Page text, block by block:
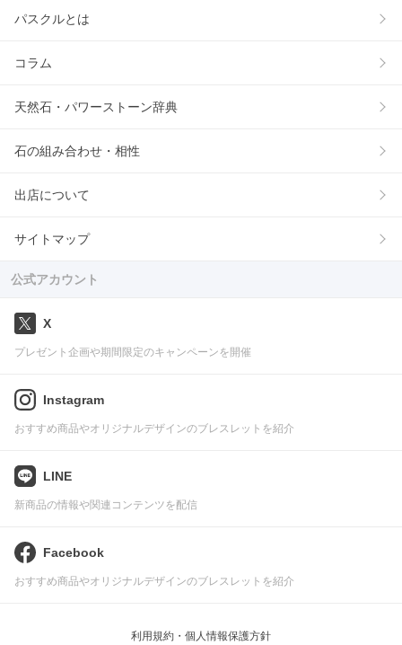
パスクルとは
コラム
天然石・パワーストーン辞典
石の組み合わせ・相性
出店について
サイトマップ
公式アカウント
X
プレゼント企画や期間限定のキャンペーンを開催
Instagram
おすすめ商品やオリジナルデザインのブレスレットを紹介
LINE
新商品の情報や関連コンテンツを配信
Facebook
おすすめ商品やオリジナルデザインのブレスレットを紹介
利用規約・個人情報保護方針